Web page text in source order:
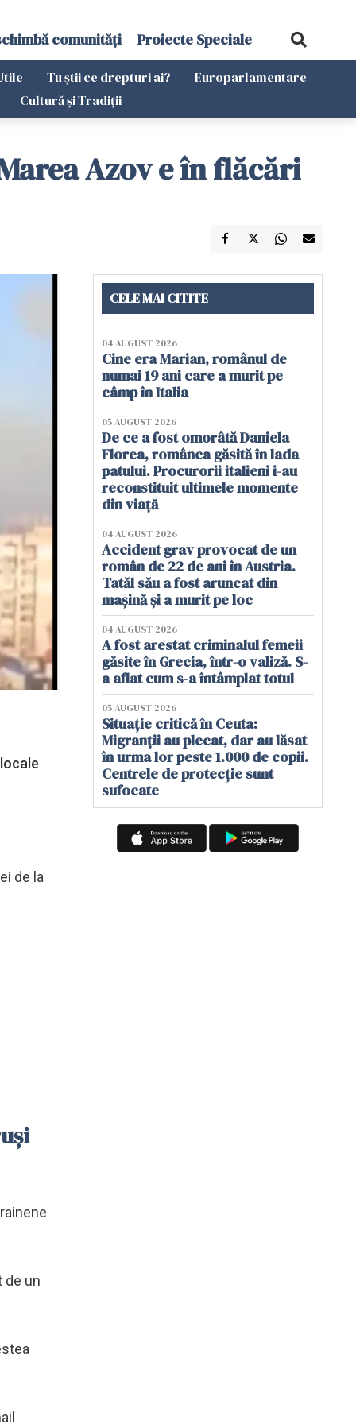
comunități Proiecte Speciale
Tu știi ce drepturi ai?
Europarlamentare
Cultură și Tradiții
Azov e în flăcări
de la
de un
CELE MAI CITITE
04 AUGUST 2026
Cine era Marian, românul de
numai 19 ani care a murit pe
câmp în Italia
05 AUGUST 2026
De ce a fost omorâtă Daniela
Florea, românca găsită în lada
patului. Procurorii italieni i-au
reconstituit ultimele momente
din viață
04 AUGUST 2026
Accident grav provocat de un
român de 22 de ani în Austria.
Tatăl său a fost aruncat din
mașină și a murit pe loc
04 AUGUST 2026
A fost arestat criminalul femeii
găsite în Grecia, într-o valiză. S-
a aflat cum s-a întâmplat totul
05 AUGUST 2026
Situație critică în Ceuta:
Migranții au plecat, dar au lăsat
în urma lor peste 1.000 de copii.
Centrele de protecție sunt
sufocate